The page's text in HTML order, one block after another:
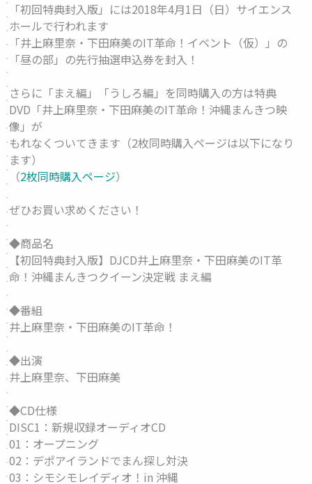
「初回特典封入版」には2018年4月1日（日）サイエンス
ホールで行われます
「井上麻里奈・下田麻美のIT革命！イベント（仮）」の
「昼の部」の先行抽選申込券を封入！
さらに「まえ編」「うしろ編」を同時購入の方は特典
DVD「井上麻里奈・下田麻美のIT革命！沖縄まんきつ映
像」が
もれなくついてきます（2枚同時購入ページは以下になり
ます）
（2枚同時購入ページ）
ぜひお買い求めください！
◆商品名
【初回特典封入版】DJCD井上麻里奈・下田麻美のIT革
命！沖縄まんきつクイーン決定戦 まえ編
◆番組
井上麻里奈・下田麻美のIT革命！
◆出演
井上麻里奈、下田麻美
◆CD仕様
DISC1：新規収録オーディオCD
01：オープニング
02：デポアイランドでまん探し対決
03：シモシモレイディオ！in 沖縄